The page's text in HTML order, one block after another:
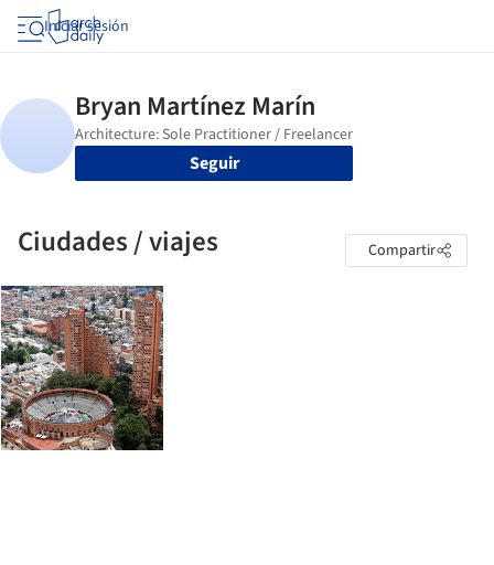
Iniciar sesión
Seguir
Ciudades / viajes Compartir